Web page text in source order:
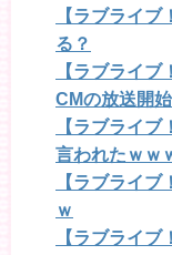
【ラブライ
る？
【ラブライ
CMの放送開始
【ラブライ
言われたｗｗ
【ラブライ
ｗ
【ラブライ